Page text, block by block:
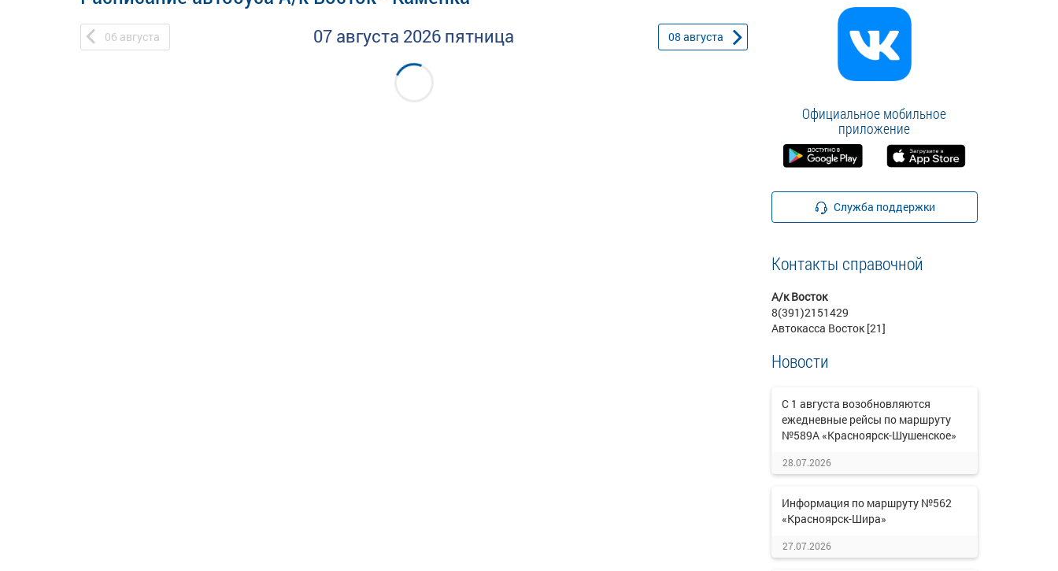
06 августа 07 августа 2026 пятница 08 августа
Официальное мобильное
приложение
Служба поддержки
Контакты справочной
А/к Восток
8(391)2151429
Автокасса Восток [21]
Новости
С 1 августа возобновляются
ежедневные рейсы по маршруту
№589А «Красноярск-Шушенское»
28.07.2026
Информация по маршруту №562
«Красноярск-Шира»
27.07.2026